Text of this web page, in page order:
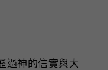
過神的信實與大